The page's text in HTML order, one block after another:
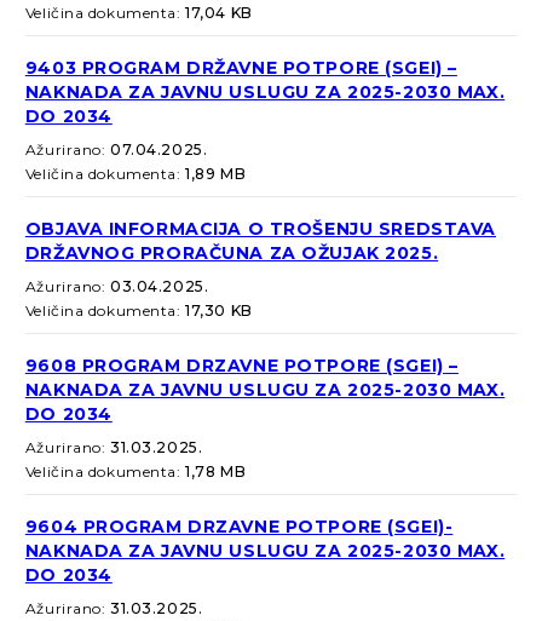
Veličina dokumenta:17,04 KB
9403 PROGRAM DRŽAVNE POTPORE (SGEI) –
NAKNADA ZA JAVNU USLUGU ZA 2025-2030 MAX.
DO 2034
Ažurirano:07.04.2025.
Veličina dokumenta:1,89 MB
OBJAVA INFORMACIJA O TROŠENJU SREDSTAVA
DRŽAVNOG PRORAČUNA ZA OŽUJAK 2025.
Ažurirano:03.04.2025.
Veličina dokumenta:17,30 KB
9608 PROGRAM DRZAVNE POTPORE (SGEI) –
NAKNADA ZA JAVNU USLUGU ZA 2025-2030 MAX.
DO 2034
Ažurirano:31.03.2025.
Veličina dokumenta:1,78 MB
9604 PROGRAM DRZAVNE POTPORE (SGEI)-
NAKNADA ZA JAVNU USLUGU ZA 2025-2030 MAX.
DO 2034
Ažurirano:31.03.2025.